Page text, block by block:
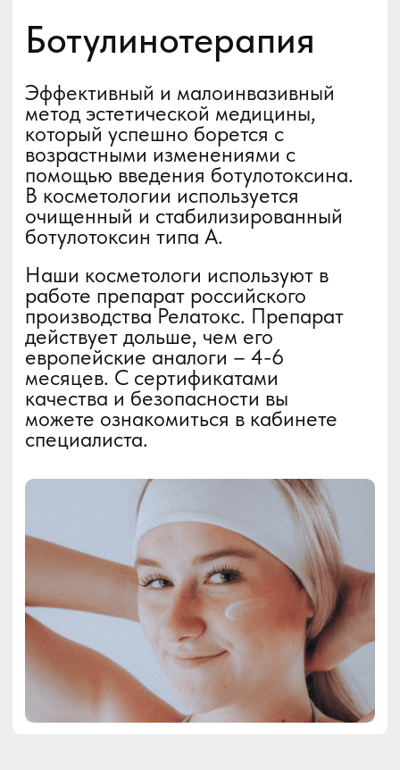
Instagram
Специалисты
Стоимость
Отзывы
Обучение
Контакты
Обратная связь
Навигация Режим работы
ЗАПИСАТЬСЯ НА ПРИЁМ
НАПИСАТЬ В WHATSAPP
8 (705) 320-00-25
elosplus.07@gmail.com
© 2025 Elos Plus
На главную